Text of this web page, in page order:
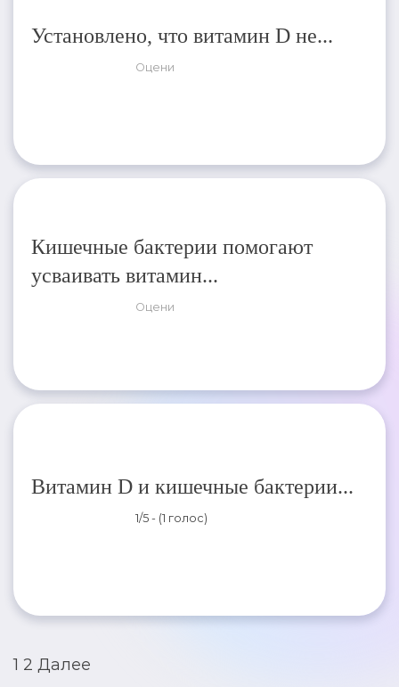
Установлено, что витамин D не...
Оцени
Кишечные бактерии помогают
усваивать витамин...
Оцени
Витамин D и кишечные бактерии...
1/5 - (1 голос)
Пагинация
1 2 Далее